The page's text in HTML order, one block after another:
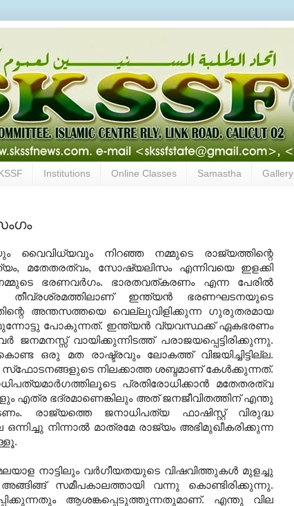
Institutions Online Classes Samastha Gallery
നിറഞ്ഞ നമ്മുടെ രാജ്യത്തിന്റെ
മതേതരത്വം, സോഷ്യലിസം എന്നിവയെ ഇളക്കി
ഭരണവര്‍ഗം. ഭാരതവത്കരണം എന്ന പേരില്‍
തീവ്രശ്രമത്തിലാണ് ഇന്ത്യന്‍ ഭരണഘടനയുടെ
അന്തസത്തയെ വെല്ലുവിളിക്കുന്ന ഗുരുതരമായ
പോകുന്നത്. ഇന്ത്യന്‍ വ്യവസ്ഥക്ക് ഏകഭരണം
ജനമനസ്സ് വായിക്കുന്നിടത്ത് പരാജയപ്പെട്ടിരിക്കുന്നു.
കൊണ്ട ഒരു മത രാഷ്ട്രവും ലോകത്ത് വിജയിച്ചിട്ടില്ല.
സ്‌ഫോടനങ്ങളുടെ നിലക്കാത്ത ശബ്ദമാണ് കേള്‍ക്കുന്നത്.
പ്രതിരോധിക്കാന്‍ മതേതരത്വ
എത്ര ഭദ്രമാണെങ്കിലും അത് ജനജീവിതത്തിന് എന്തു
രാജ്യത്തെ ജനാധിപത്യ ഫാഷിസ്റ്റ് വിരുദ്ധ
നിന്നാല്‍ മാത്രമേ രാജ്യം അഭിമുഖീകരിക്കുന്ന
നാട്ടിലും വര്‍ഗീയതയുടെ വിഷവിത്തുകള്‍ മുളച്ചു
സമീപകാലത്തായി വന്നു കൊണ്ടിരിക്കുന്നു.
ആശങ്കപ്പെടുത്തുന്നതുമാണ്. എന്തു വില